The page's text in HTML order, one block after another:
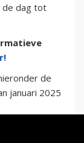
de dag tot
de
januari 2025